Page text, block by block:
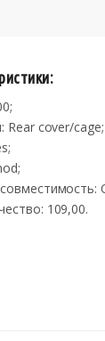
Rear cover/cage;
109,00.